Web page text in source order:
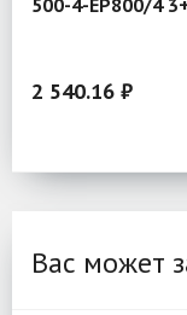
2 540.16 ₽
Вас может